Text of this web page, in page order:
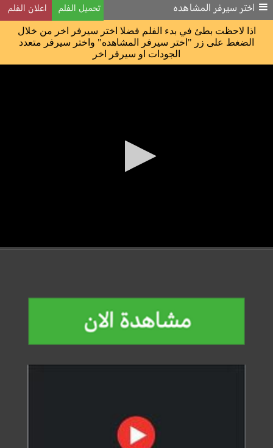
تحميل الفلم اعلان الفلم اختر سيرفر المشاهده
اذا لاحظت بطئ في بدء الفلم فضلا اختر سيرفر اخر من خلال
الضغط على زر "اختر سيرفر المشاهده" واختر سيرفر متعدد
الجودات او سيرفر اخر